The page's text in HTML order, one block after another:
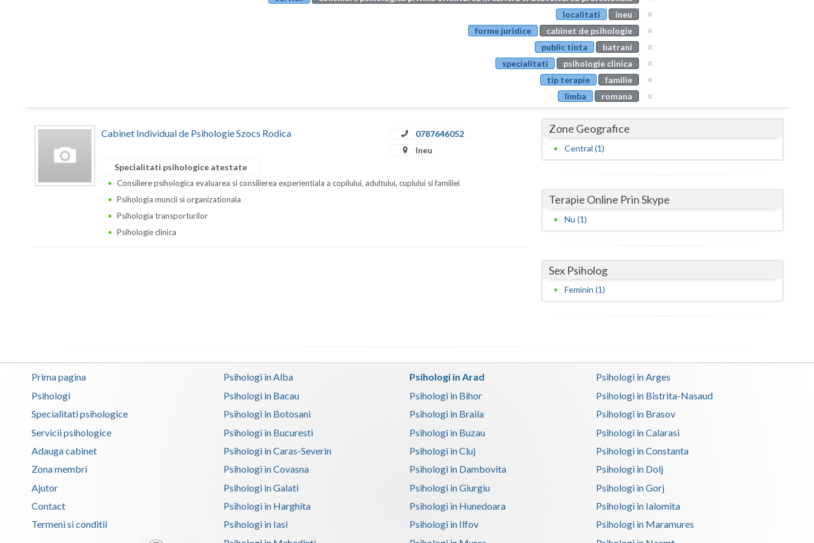
Buzau
Calarasi
Caras-Severin
Cluj
Constanta
Galati
Hunedoara
Maramures
Mehedinti
Neamt
Olt
Salaj
localitati
ineu
forme juridice
cabinet de psihologie
public tinta
batrani
specialitati
psihologie clinica
tip terapie
familie
limba
romana
Cabinet Individual de Psihologie Szocs Rodica
0787646052
Ineu
Specialitati psihologice atestate
Consiliere psihologica evaluarea si consilierea experientiala a copilului, adultului, cuplului si familiei
Psihologia muncii si organizationala
Psihologia transporturilor
Psihologie clinica
Zone Geografice
Central (1)
Terapie Online Prin Skype
Nu (1)
Sex Psiholog
Feminin (1)
Prima pagina
Psihologi
Specialitati psihologice
Servicii psihologice
Adauga cabinet
Zona membri
Ajutor
Contact
Termeni si conditii
Psihologi in Alba Psihologi in Arad
Psihologi in Arges
Psihologi in Bacau
Psihologi in Bihor
Psihologi in Bistrita-Nasaud
Psihologi in Botosani
Psihologi in Braila
Psihologi in Brasov
Psihologi in Bucuresti
Psihologi in Buzau
Psihologi in Calarasi
Psihologi in Caras-Severin
Psihologi in Cluj
Psihologi in Constanta
Psihologi in Covasna
Psihologi in Dambovita
Psihologi in Dolj
Psihologi in Galati
Psihologi in Giurgiu
Psihologi in Gorj
Psihologi in Harghita
Psihologi in Hunedoara
Psihologi in Ialomita
Psihologi in Iasi
Psihologi in Ilfov
Psihologi in Maramures